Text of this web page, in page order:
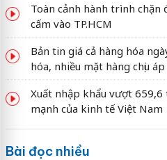
Toàn cảnh hành trình
cấm vào TP.HCM
Bản tin giá cả hàng hóa
hóa, nhiều mặt hàng chịu
Xuất nhập khẩu vượt
mạnh của kinh tế Việt Nam
Bài đọc nhiều